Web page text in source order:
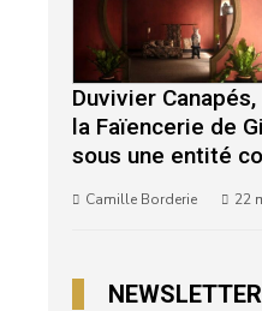
Duvivier
la Faïencerie de
sous une entité
Camille Borderie 22
NEWSLETTER